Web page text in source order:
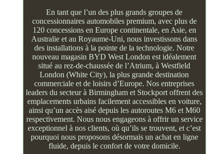
En tant que l’un des plus grands groupes de
concessionnaires automobiles premium, avec plus de
120 concessions en Europe continentale, en Asie, en
Australie et au Royaume-Uni, nous investissons dans
des installations à la pointe de la technologie. Notre
nouveau magasin BYD West London est idéalement
situé au rez-de-chaussée de l’Atrium, à Westfield
London (White City), la plus grande destination
commerciale et de loisirs d’Europe. Nos entreprises
leaders du secteur à Birmingham et Stockport offrent des
emplacements urbains facilement accessibles en voiture,
ainsi qu’un accès aisé depuis les autoroutes M6 et M60
respectivement. Nous nous engageons à offrir un service
exceptionnel à nos clients, où qu’ils se trouvent, et c’est
pourquoi nous proposons désormais un achat en ligne
fluide, depuis le confort de votre domicile.